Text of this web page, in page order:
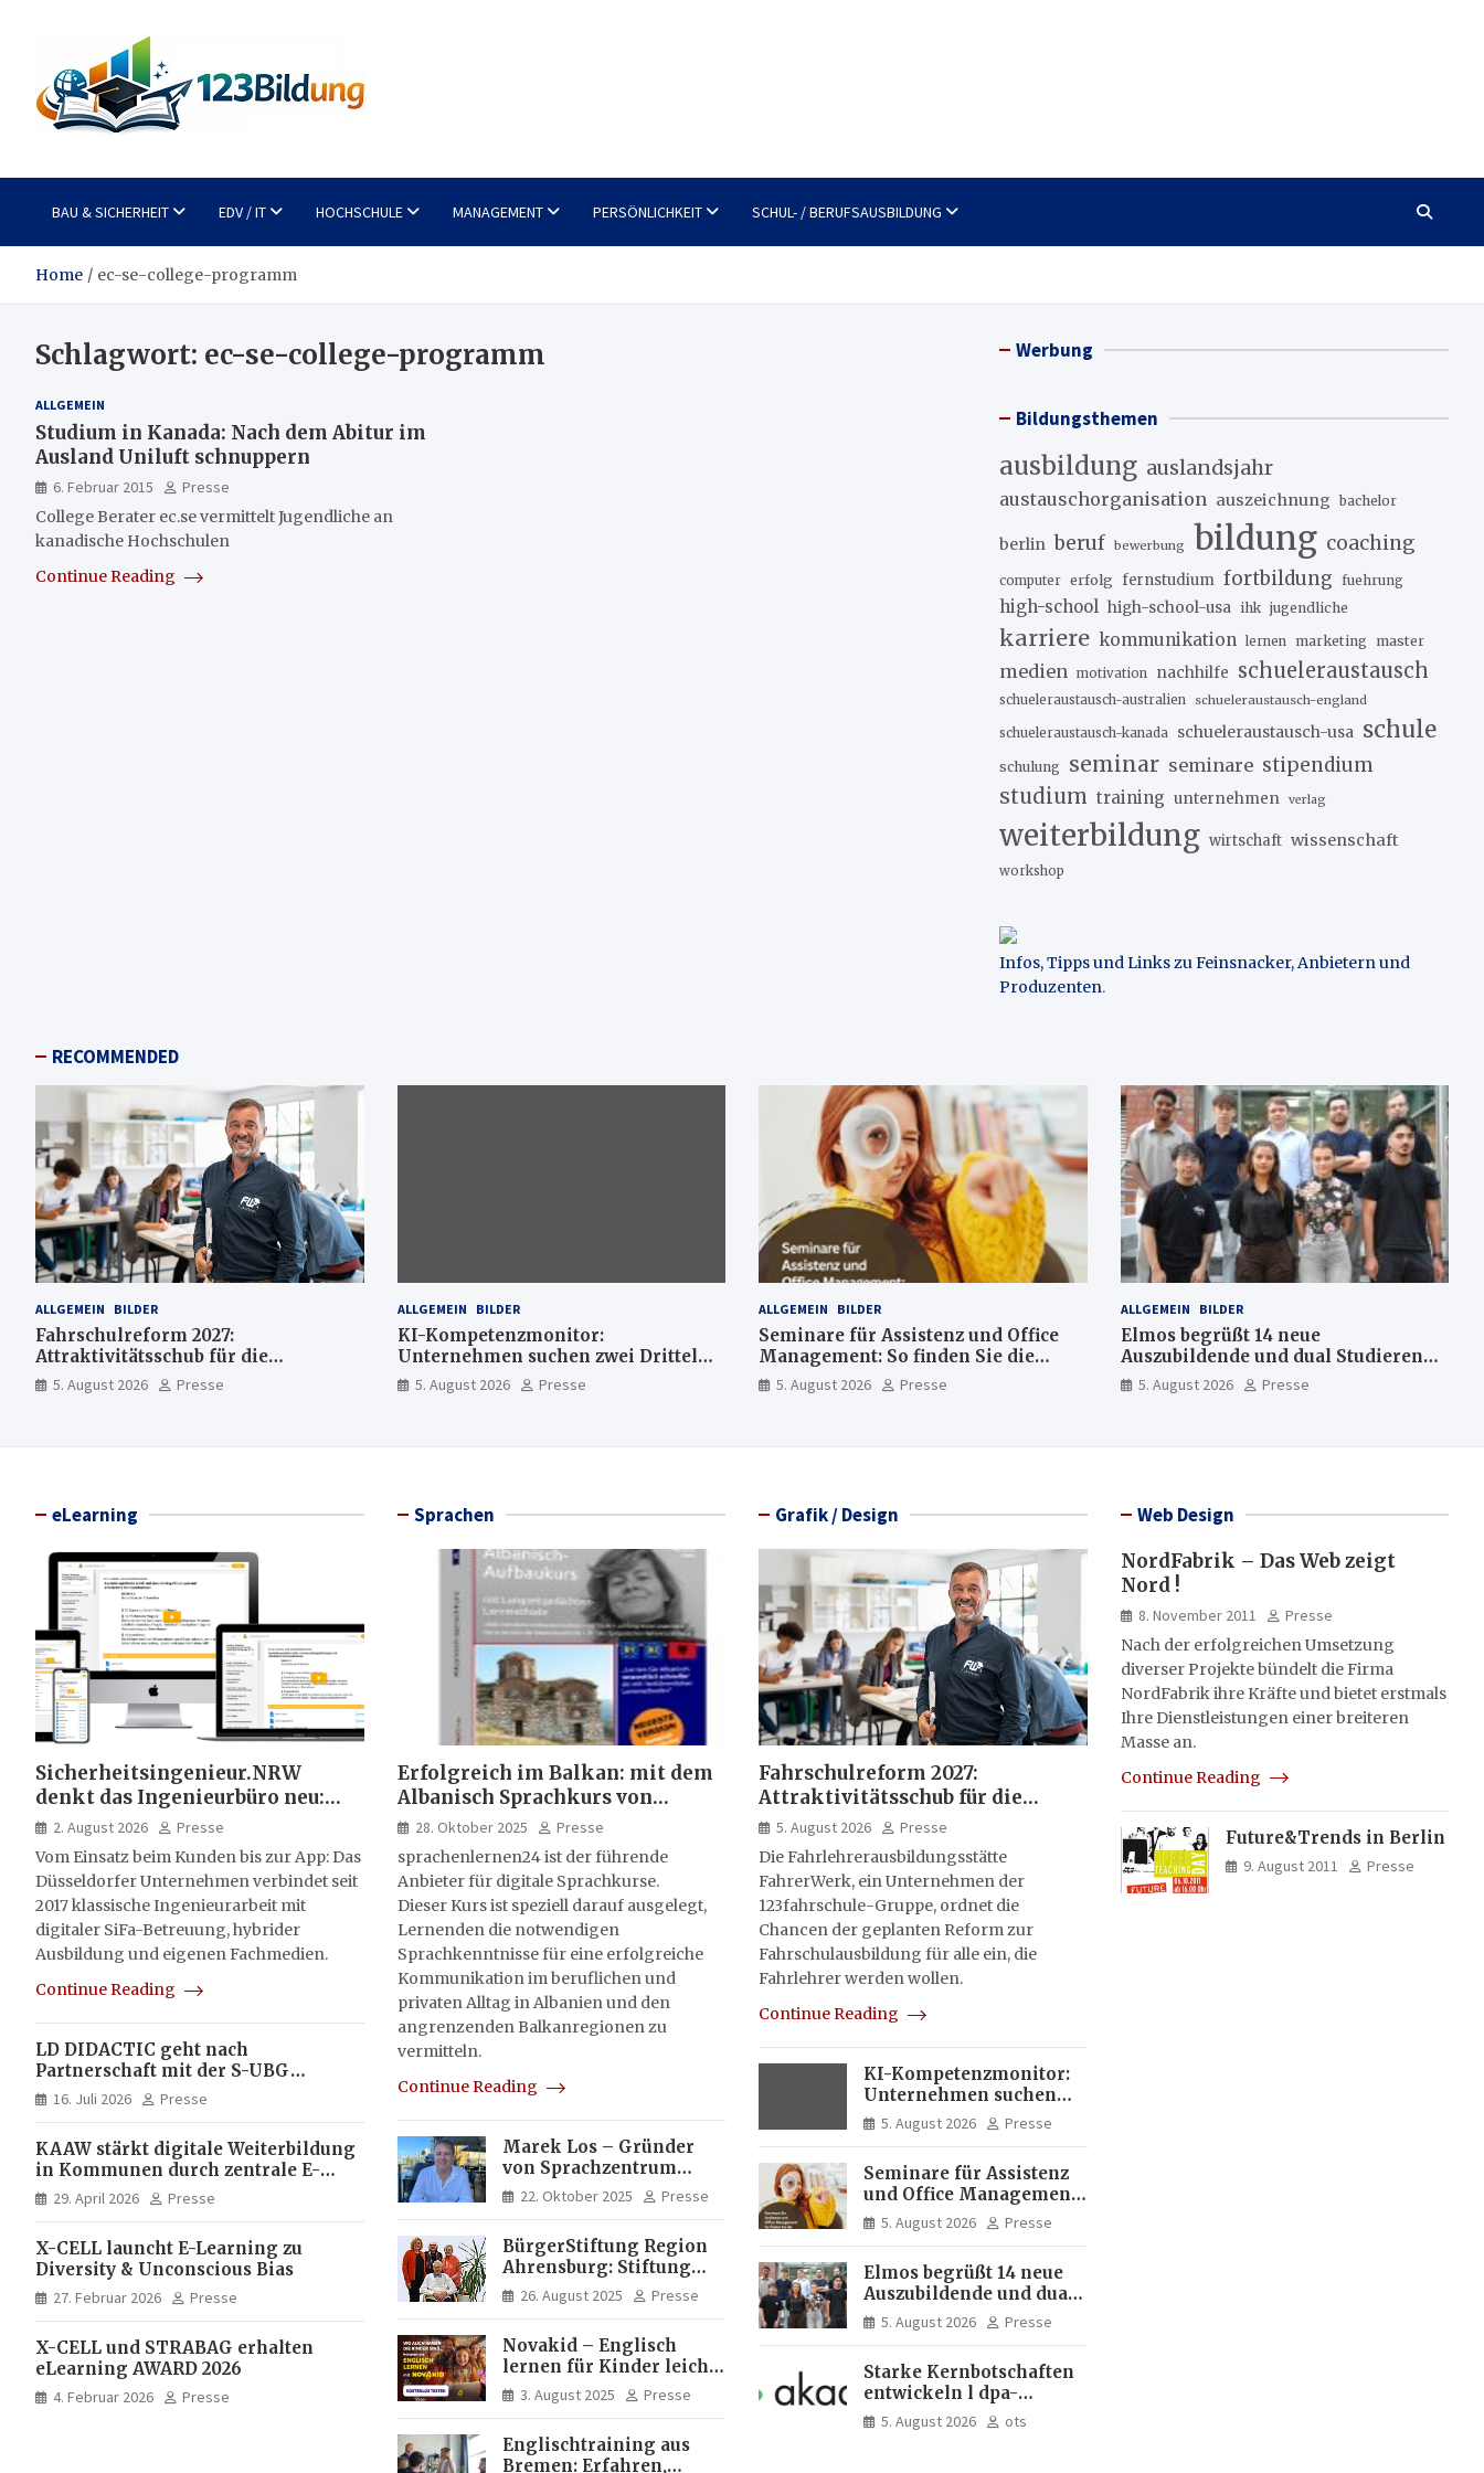
123Bildung
BAU & SICHERHEIT EDV / IT HOCHSCHULE MANAGEMENT PERSÖNLICHKEIT SCHUL- / BERUFSAUSBILDUNG
Home ec-se-college-programm
Schlagwort: ec-se-college-programm
ALLGEMEIN
Studium in Kanada: Nach dem Abitur im
Ausland Uniluft schnuppern
6. Februar 2015
Presse
College Berater ec.se vermittelt Jugendliche an
kanadische Hochschulen
Continue Reading
Werbung
Bildungsthemen
ausbildung auslandsjahr
austauschorganisation auszeichnung bachelor
berlin beruf bewerbung bildung coaching
computer erfolg fernstudium fortbildung fuehrung
high-school high-school-usa ihk jugendliche
karriere kommunikation lernen marketing master
medien motivation nachhilfe schueleraustausch
schueleraustausch-australien schueleraustausch-england
schueleraustausch-kanada schueleraustausch-usa schule
schulung seminar seminare stipendium
studium training unternehmen verlag
weiterbildung wirtschaft wissenschaft
workshop
Infos, Tipps und Links zu Feinsnacker, Anbietern und
Produzenten.
RECOMMENDED
ALLGEMEIN BILDER
Fahrschulreform 2027:
Attraktivitätsschub für die
Fahrlehrerausbildung
5. August 2026 Presse
ALLGEMEIN BILDER
KI-Kompetenzmonitor:
Unternehmen suchen zwei Drittel
mehr KI-Experten
5. August 2026 Presse
ALLGEMEIN BILDER
Seminare für Assistenz und Office
Management: So finden Sie die
passende Weiterbildung
5. August 2026 Presse
ALLGEMEIN BILDER
Elmos begrüßt 14 neue
Auszubildende und dual Studierende
am Standort Dortmund
5. August 2026 Presse
eLearning
Sicherheitsingenieur.NRW
denkt das Ingenieurbüro neu:
HSE-Beratung wird digital,
hybrid und multimedial
2. August 2026
Presse
Vom Einsatz beim Kunden bis zur App: Das
Düsseldorfer Unternehmen verbindet seit
2017 klassische Ingenieurarbeit mit
digitaler SiFa-Betreuung, hybrider
Ausbildung und eigenen Fachmedien.
Continue Reading
LD DIDACTIC geht nach
Partnerschaft mit der S-UBG
vollständig in Unternehmerhand
16. Juli 2026 Presse
KAAW stärkt digitale Weiterbildung
in Kommunen durch zentrale E-
Learning Plattform von X-CELL
29. April 2026 Presse
X-CELL launcht E-Learning zu
Diversity & Unconscious Bias
27. Februar 2026 Presse
X-CELL und STRABAG erhalten
eLearning AWARD 2026
4. Februar 2026 Presse
Sprachen
Erfolgreich im Balkan: mit dem
Albanisch Sprachkurs von
sprachenlernen24
28. Oktober 2025
Presse
sprachenlernen24 ist der führende
Anbieter für digitale Sprachkurse.
Dieser Kurs ist speziell darauf ausgelegt,
Lernenden die notwendigen
Sprachkenntnisse für eine erfolgreiche
Kommunikation im beruflichen und
privaten Alltag in Albanien und den
angrenzenden Balkanregionen zu
vermitteln.
Continue Reading
Marek Los – Gründer
von Sprachzentrum
Moose, Moose Casa
Italia und Apartamento
Experte für Bildung und
Investitionen in
Brasilien
22. Oktober 2025 Presse
BürgerStiftung Region
Ahrensburg: Stiftung
Dietrich+Gudrun Maaß
fördert
Frauen
26. August 2025 Presse
Novakid – Englisch
lernen für Kinder leicht
gemacht
3. August 2025 Presse
Englischtraining aus
Bremen: Erfahren,
Grafik / Design
Fahrschulreform 2027:
Attraktivitätsschub für die
Fahrlehrerausbildung
5. August 2026
Presse
Die Fahrlehrerausbildungsstätte
FahrerWerk, ein Unternehmen der
123fahrschule-Gruppe, ordnet die
Chancen der geplanten Reform zur
Fahrschulausbildung für alle ein, die
Fahrlehrer werden wollen.
Continue Reading
KI-Kompetenzmonitor:
Unternehmen suchen
zwei Drittel mehr KI-
Experten
5. August 2026 Presse
Seminare für Assistenz
und Office Management:
So finden Sie die
passende Weiterbildung
5. August 2026 Presse
Elmos begrüßt 14 neue
Auszubildende und dual
Studierende am Standort
Dortmund
5. August 2026 Presse
Starke Kernbotschaften
entwickeln l dpa-
Akademie
5. August 2026 ots
Web Design
NordFabrik – Das Web zeigt
Nord !
8. November 2011
Presse
Nach der erfolgreichen Umsetzung
diverser Projekte bündelt die Firma
NordFabrik ihre Kräfte und bietet erstmals
Ihre Dienstleistungen einer breiteren
Masse an.
Continue Reading
Future&Trends in Berlin
9. August 2011 Presse